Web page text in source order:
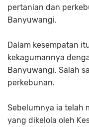
pertanian dan
Banyuwangi.
Dalam kesempatan
kekagumannya
Banyuwangi. Salah
perkebunan.
Sebelumnya ia telah
yang dikelola oleh